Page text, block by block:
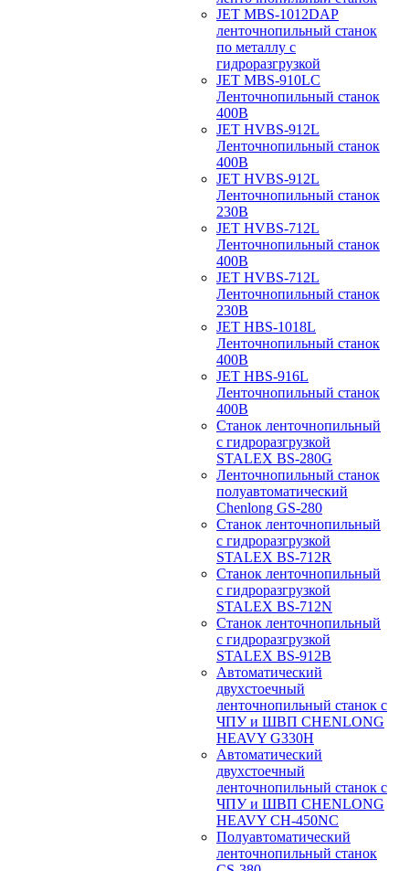
JET MBS-1012DAP
ленточнопильный станок
по металлу с
гидроразгрузкой
JET MBS-910LC
Ленточнопильный станок
400В
JET HVBS-912L
Ленточнопильный станок
400В
JET HVBS-912L
Ленточнопильный станок
230В
JET HVBS-712L
Ленточнопильный станок
400В
JET HVBS-712L
Ленточнопильный станок
230В
JET HBS-1018L
Ленточнопильный станок
400В
JET HBS-916L
Ленточнопильный станок
400В
Станок ленточнопильный
с гидроразгрузкой
STALEX BS-280G
Ленточнопильный станок
полуавтоматический
Chenlong GS-280
Станок ленточнопильный
с гидроразгрузкой
STALEX BS-712R
Станок ленточнопильный
с гидроразгрузкой
STALEX BS-712N
Станок ленточнопильный
с гидроразгрузкой
STALEX BS-912B
Автоматический
двухстоечный
ленточнопильный станок с
ЧПУ и ШВП CHENLONG
HEAVY G330H
Автоматический
двухстоечный
ленточнопильный станок с
ЧПУ и ШВП CHENLONG
HEAVY CH-450NC
Полуавтоматический
ленточнопильный станок